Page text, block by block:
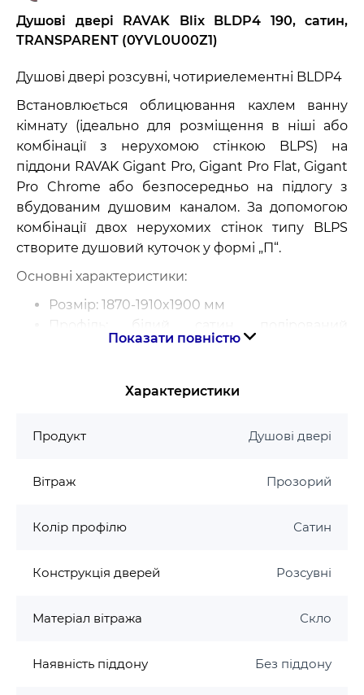
Душові двері RAVAK Blix BLDP4 190, сатин,
TRANSPARENT (0YVL0U00Z1)
Душові двері розсувні, чотириелементні BLDP4
Встановлюється облицювання кахлем ванну
кімнату (ідеально для розміщення в ніші або
комбінації з нерухомою стінкою BLPS) на
піддони RAVAK Gigant Pro, Gigant Pro Flat, Gigant
Pro Chrome або безпосередньо на підлогу з
вбудованим душовим каналом. За допомогою
комбінації двох нерухомих стінок типу BLPS
створите душовий куточок у формі „П“.
Основні характеристики:
Розмір: 1870-1910x1900 мм
Профіль: білий, сатин, полірований
алюміній
Конструкція дверей: розсувні
Скло: 6 мм із захистом AntiCalc
Рекомендовані піддони: Gigant Pro, Gigant
канал.
Показати повністю
Характеристики
Продукт Душові двері
Вітраж Прозорий
Колір профілю Сатин
Конструкція дверей Розсувні
Матеріал вітража Скло
Наявність піддону Без піддону